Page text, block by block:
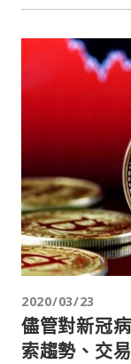
2020/03/23
儘管對新冠
索趨勢、交